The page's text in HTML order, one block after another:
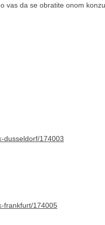
vas da se obratite onom
dusseldorf/174003
frankfurt/174005